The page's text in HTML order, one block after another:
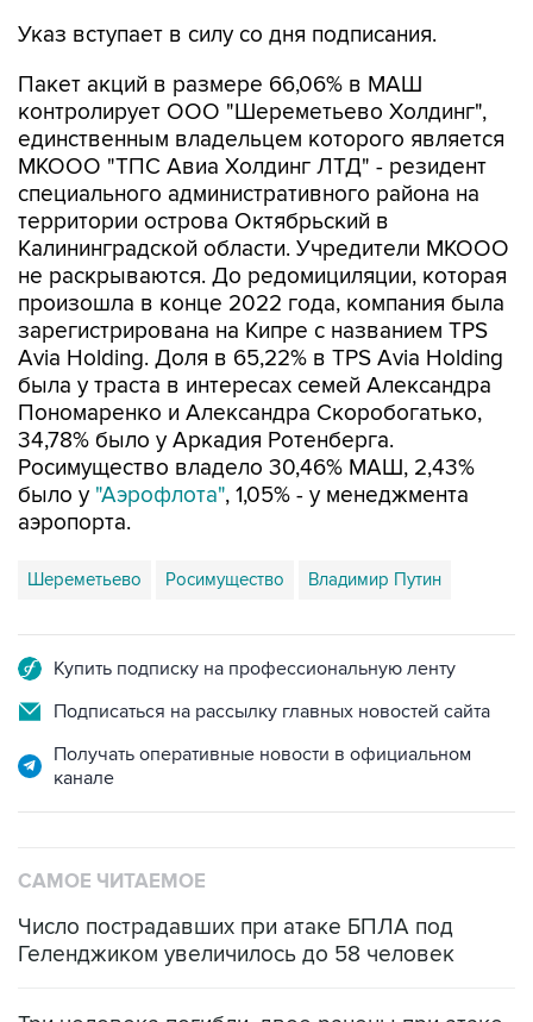
Указ вступает в силу со дня подписания.
Пакет акций в размере 66,06% в МАШ
контролирует ООО "Шереметьево Холдинг",
единственным владельцем которого является
МКООО "ТПС Авиа Холдинг ЛТД" - резидент
специального административного района на
территории острова Октябрьский в
Калининградской области. Учредители МКООО
не раскрываются. До редомициляции, которая
произошла в конце 2022 года, компания была
зарегистрирована на Кипре с названием TPS
Avia Holding. Доля в 65,22% в TPS Avia Holding
была у траста в интересах семей Александра
Пономаренко и Александра Скоробогатько,
34,78% было у Аркадия Ротенберга.
Росимущество владело 30,46% МАШ, 2,43%
было у "Аэрофлота", 1,05% - у менеджмента
аэропорта.
Шереметьево Росимущество Владимир Путин
Купить подписку на профессиональную ленту
Подписаться на рассылку главных новостей сайта
Получать оперативные новости в официальном
канале
САМОЕ ЧИТАЕМОЕ
Число пострадавших при атаке БПЛА под
Геленджиком увеличилось до 58 человек